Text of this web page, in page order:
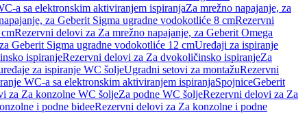
a sa elektronskim aktiviranjem ispiranjaZa mrežno napajanje, za
za Geberit Sigma ugradne vodokotliće 8 cmRezervni
Rezervni delovi za Za mrežno napajanje, za Geberit Omega
Geberit Sigma ugradne vodokotliće 12 cmUređaji za ispiranje
ispiranjeRezervni delovi za Za dvokoličinsko ispiranjeZa
za ispiranje WC šoljeUgradni setovi za montažuRezervni
WC-a sa elektronskim aktiviranjem ispiranjaSpojniceGeberit
za Za konzolne WC šoljeZa podne WC šoljeRezervni delovi za Za
i podne bideeRezervni delovi za Za konzolne i podne